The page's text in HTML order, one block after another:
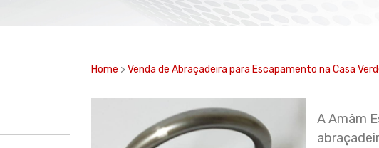
Home >Venda de Abraçadeira para Escapamento na Casa
A Amâm